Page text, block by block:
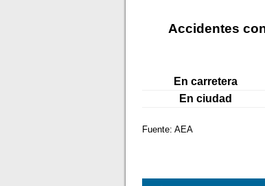
Accidentes
En carretera
En ciudad
Fuente: AEA